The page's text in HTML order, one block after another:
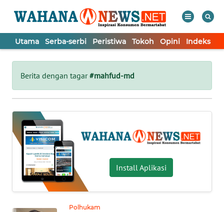
Utama Serba-serbi Peristiwa Tokoh Opini Indeks
Berita dengan tagar#mahfud-md
Install Aplikasi
Polhukam
Tutup
UTAMA
SERBA-
SERBI
PERISTIWA
TOKOH